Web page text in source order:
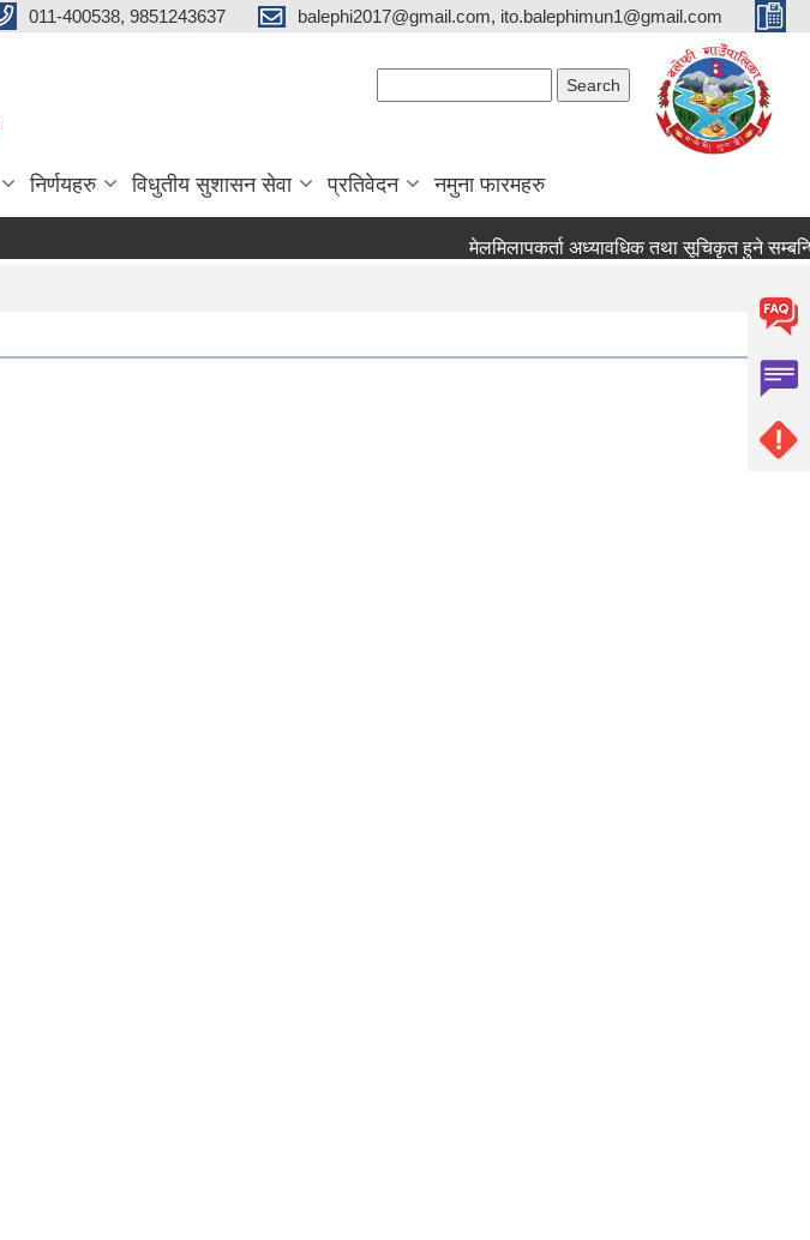
011-400538, 9851243637 balephi2017@gmail.com, ito.balephimun1@gmail.com
निर्णयहरु विधुतीय सुशासन सेवा प्रतिवेदन नमुना फारमहरु
मेलमिलापकर्ता अध्यावधिक तथा सूचिकृत हुने सम्बन्धि